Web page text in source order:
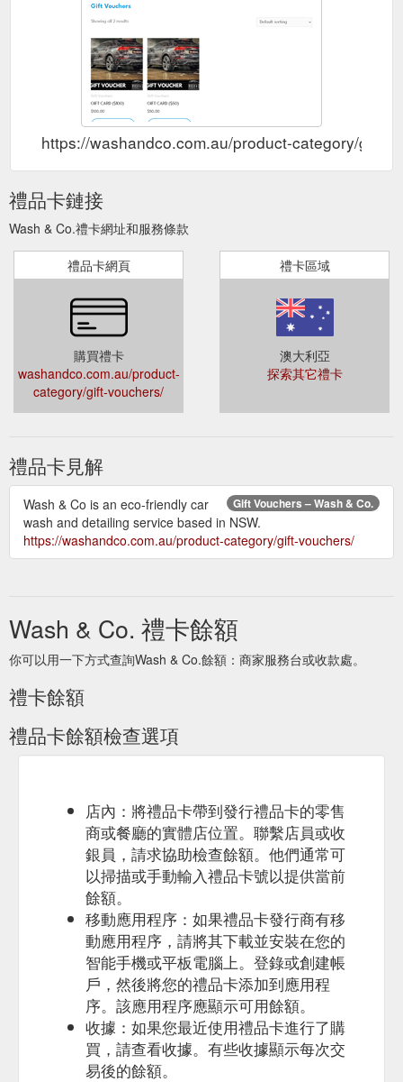
https://washandco.com.au/product-category/gift-
禮品卡鏈接
Wash & Co.禮卡網址和服務條款
禮品卡網頁
購買禮卡
washandco.com.au/product-
category/gift-vouchers/
禮卡區域
澳大利亞
探索其它禮卡
禮品卡見解
Gift Vouchers – Wash & Co.
Wash & Co is an eco-friendly car
wash and detailing service based in NSW.
https://washandco.com.au/product-category/gift-vouchers/
Wash & Co. 禮卡餘額
你可以用一下方式查詢Wash & Co.餘額：商家服務台或收款處。
禮卡餘額
禮品卡餘額檢查選項
店內：將禮品卡帶到發行禮品卡的零售
商或餐廳的實體店位置。聯繫店員或收
銀員，請求協助檢查餘額。他們通常可
以掃描或手動輸入禮品卡號以提供當前
餘額。
移動應用程序：如果禮品卡發行商有移
動應用程序，請將其下載並安裝在您的
智能手機或平板電腦上。登錄或創建帳
戶，然後將您的禮品卡添加到應用程
序。該應用程序應顯示可用餘額。
收據：如果您最近使用禮品卡進行了購
買，請查看收據。有些收據顯示每次交
易後的餘額。